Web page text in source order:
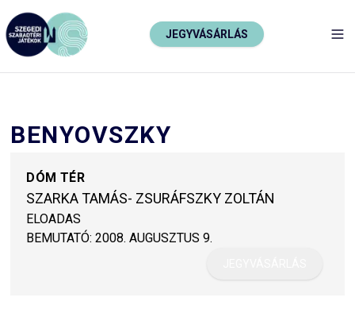
JEGYVÁSÁRLÁS
BENYOVSZKY
DÓM TÉR
SZARKA TAMÁS- ZSURÁFSZKY ZOLTÁN
ELOADAS
BEMUTATÓ: 2008. AUGUSZTUS 9.